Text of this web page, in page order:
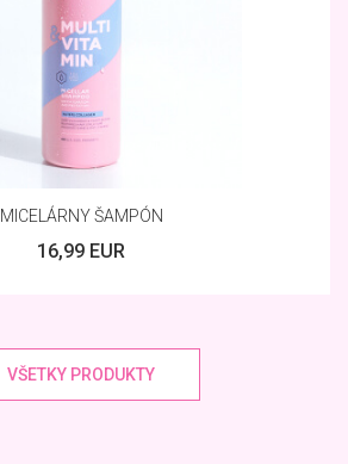
MICELÁRNY ŠAMPÓN
16,99 EUR
VŠETKY PRODUKTY